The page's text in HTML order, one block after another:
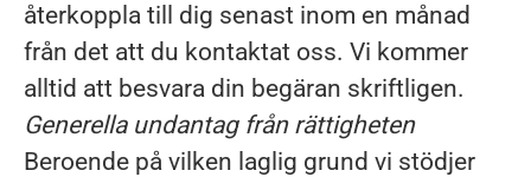
återkoppla till dig senast inom en månad
från det att du kontaktat oss. Vi kommer
alltid att besvara din begäran skriftligen.
Generella undantag från rättigheten
Beroende på vilken laglig grund vi stödjer